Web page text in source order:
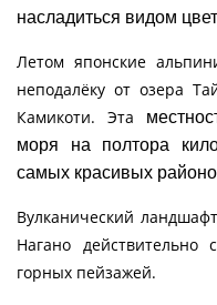
насладиться видом
Летом японские
неподалёку от озера
Камикоти. Эта
моря на полтора
самых красивых
Вулканический
Нагано действительно
горных пейзажей.